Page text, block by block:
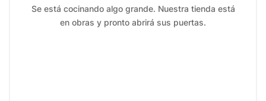
Se está cocinando algo grande. Nuestra tienda está
en obras y pronto abrirá sus puertas.